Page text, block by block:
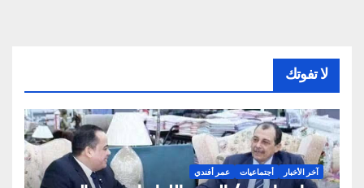
لا تفوتك
آخر الأخبار أجتماعيات عمر أفندي